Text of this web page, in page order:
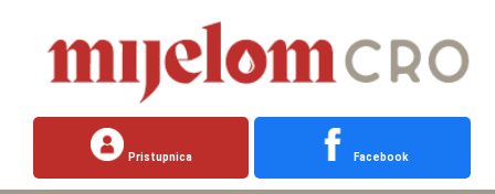
Pristupnica Facebook